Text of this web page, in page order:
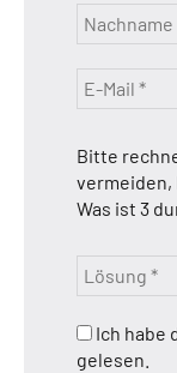
Bitte
Was ist 3
Ich habe
gelesen.